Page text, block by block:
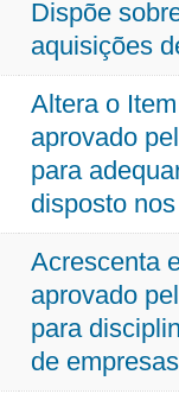
O
Dispõe
aquisições
Altera o
aprovado
para
disposto
Acrescenta
aprovado
para
de